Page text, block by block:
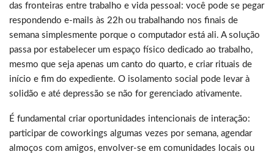
das fronteiras entre trabalho e vida pessoal: você pode se pegar
respondendo e-mails às 22h ou trabalhando nos finais de
semana simplesmente porque o computador está ali. A solução
passa por estabelecer um espaço físico dedicado ao trabalho,
mesmo que seja apenas um canto do quarto, e criar rituais de
início e fim do expediente. O isolamento social pode levar à
solidão e até depressão se não for gerenciado ativamente.
É fundamental criar oportunidades intencionais de interação:
participar de coworkings algumas vezes por semana, agendar
almoços com amigos, envolver-se em comunidades locais ou